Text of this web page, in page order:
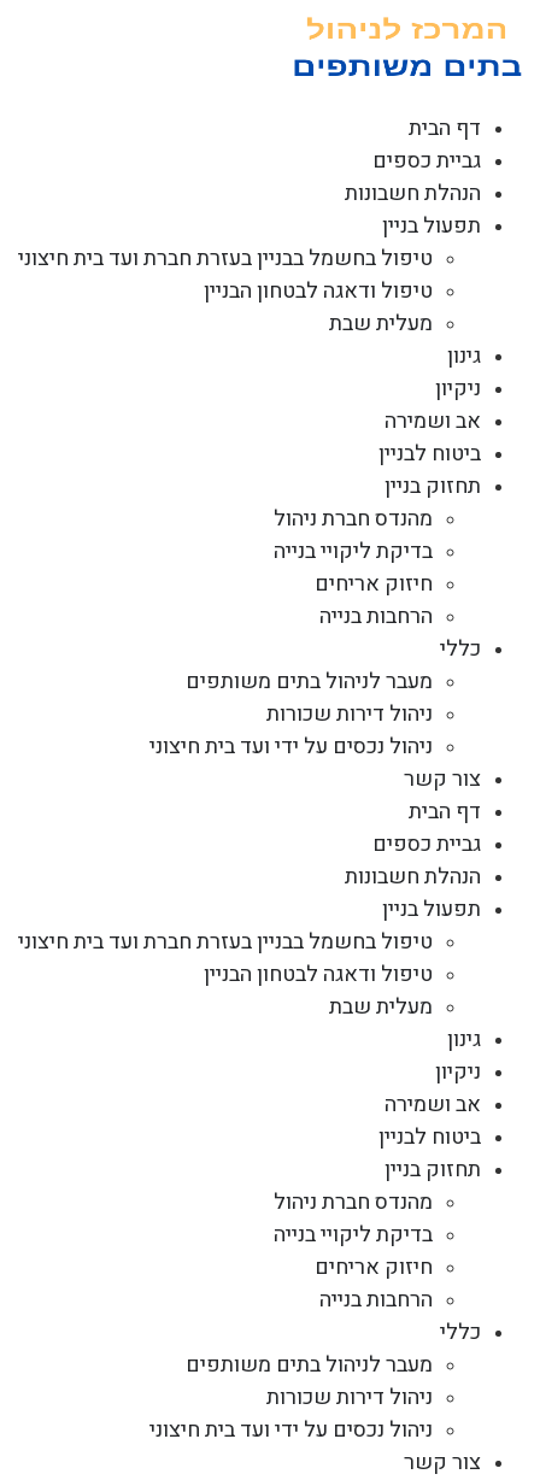
דף הבית
גביית כספים
הנהלת חשבונות
תפעול בניין
טיפול בחשמל בבניין בעזרת חברת ועד בית חיצוני
טיפול ודאגה לבטחון הבניין
מעלית שבת
גינון
ניקיון
אב ושמירה
ביטוח לבניין
תחזוק בניין
מהנדס חברת ניהול
בדיקת ליקויי בנייה
חיזוק אריחים
הרחבות בנייה
כללי
מעבר לניהול בתים משותפים
ניהול דירות שכורות
ניהול נכסים על ידי ועד בית חיצוני
צור קשר
דף הבית
גביית כספים
הנהלת חשבונות
תפעול בניין
טיפול בחשמל בבניין בעזרת חברת ועד בית חיצוני
טיפול ודאגה לבטחון הבניין
מעלית שבת
גינון
ניקיון
אב ושמירה
ביטוח לבניין
תחזוק בניין
מהנדס חברת ניהול
בדיקת ליקויי בנייה
חיזוק אריחים
הרחבות בנייה
כללי
מעבר לניהול בתים משותפים
ניהול דירות שכורות
ניהול נכסים על ידי ועד בית חיצוני
צור קשר